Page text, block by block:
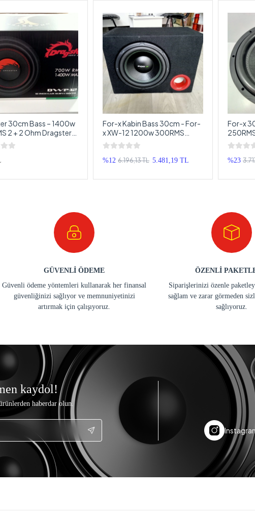
30cm Bass – 1400w
2 + 2 Ohm Dragster
Subwoofer
For-x Kabin Bass 30cm - For-
x XW-12 1200w 300RMS
Kabinli Subwoofer
%12 6.196,13 TL 5.481,19 TL
For-x
%23
GÜVENLİ ÖDEME
Güvenli ödeme yöntemleri kullanarak her finansal
güvenliğinizi sağlıyor ve memnuniyetinizi
artırmak için çalışıyoruz.
ÖZENLİ
Siparişlerinizi özenle
sağlam ve zarar görmeden
sağlıyoruz.
kaydol!
haberdar olun.